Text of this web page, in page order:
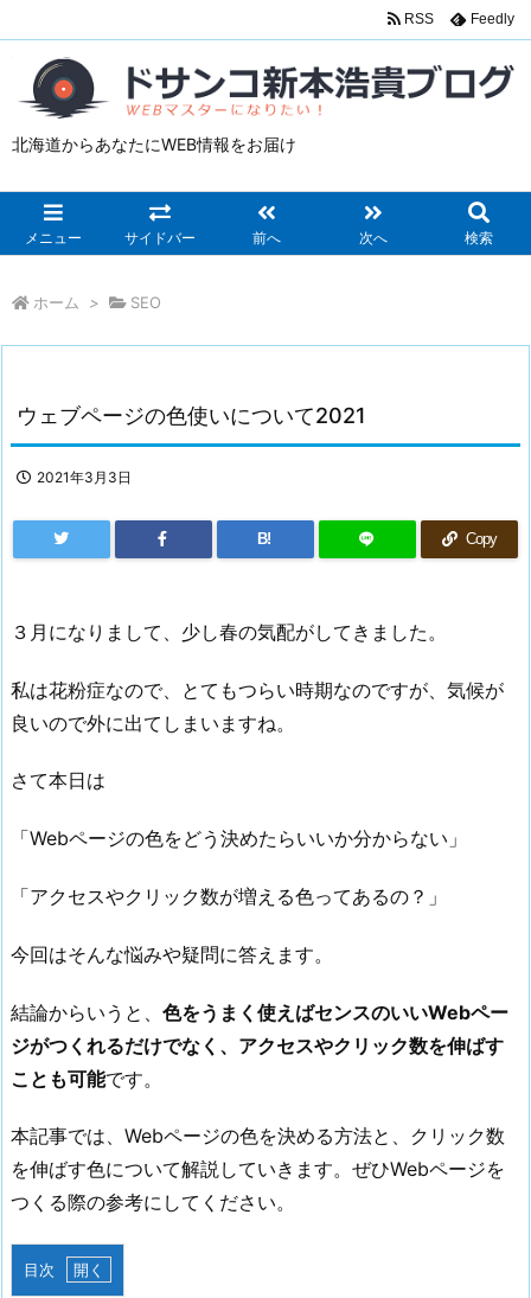
北海道からあなたにWEB情報をお届け
メニュー サイドバー 前へ 次へ 検索
RSS Feedly
ホーム > SEO
ウェブページの色使いについて2021
2021年3月3日
B! Copy
３月になりまして、少し春の気配がしてきました。
私は花粉症なので、とてもつらい時期なのですが、気候が
良いので外に出てしまいますね。
さて本日は
「Webページの色をどう決めたらいいか分からない」
「アクセスやクリック数が増える色ってあるの？」
今回はそんな悩みや疑問に答えます。
結論からいうと、 色をうまく使えばセンスのいいWebペー
ジがつくれるだけでなく、アクセスやクリック数を伸ばす
ことも可能です。
本記事では、Webページの色を決める方法と、クリック数
を伸ばす色について解説していきます。ぜひWebページを
つくる際の参考にしてください。
目次